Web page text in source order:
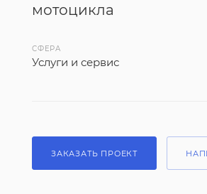
мотоцикла
СФЕРА
Услуги и сервис
ЗАКАЗАТЬ ПРОЕКТ